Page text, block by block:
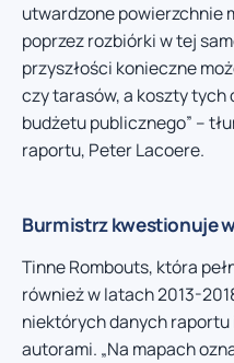
utwardzone powierzchnie
poprzez rozbiórki w tej
przyszłości konieczne
czy tarasów, a koszty tych
budżetu publicznego” –
raportu, Peter Lacoere.
Burmistrz kwestionuje
Tinne Rombouts, która
również w latach 2013-
niektórych danych raportu
autorami. „Na mapach